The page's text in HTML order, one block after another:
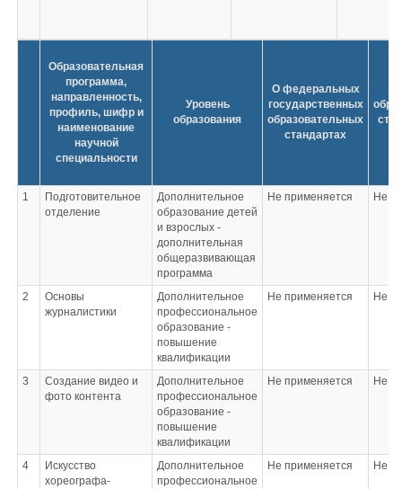
Образовательная
программа,
направленность,
профиль, шифр и
наименование
научной
специальности
Уровень
образования
О федеральных
государственных
образовательных
стандартах
1
Подготовительное
отделение
Дополнительное
образование детей
и взрослых -
дополнительная
общеразвивающая
программа
Не применяется Не
2
Основы
журналистики
Дополнительное
профессиональное
образование -
повышение
квалификации
Не применяется Не
3
Создание видео и
фото контента
Дополнительное
профессиональное
образование -
повышение
квалификации
Не применяется Не
4
Искусство
хореографа-
Дополнительное
профессиональное
Не применяется Не